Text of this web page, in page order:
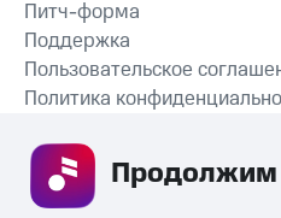
СКАЧАТЬ
Питч-форма
Поддержка
Пользовательское
Политика